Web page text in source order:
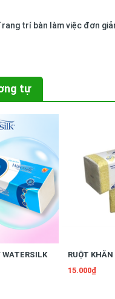
trí bàn làm việc đơn
tự
WATERSILK
RUỘT
15.000₫